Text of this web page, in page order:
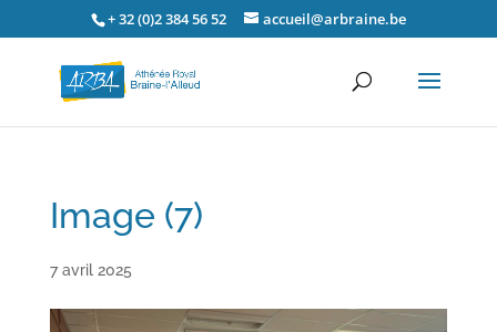
+ 32 (0)2 384 56 52 accueil@arbraine.be
Image (7)
7 avril 2025